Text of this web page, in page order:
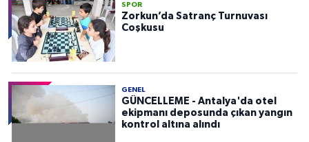
SPOR
Zorkun’da Satranç Turnuvası
Coşkusu
GENEL
GÜNCELLEME - Antalya'da otel
ekipmanı deposunda çıkan yangın
kontrol altına alındı